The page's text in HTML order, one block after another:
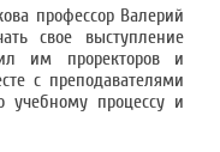
профессор Валерий
свое выступление
им проректоров и
с преподавателями
учебному процессу и